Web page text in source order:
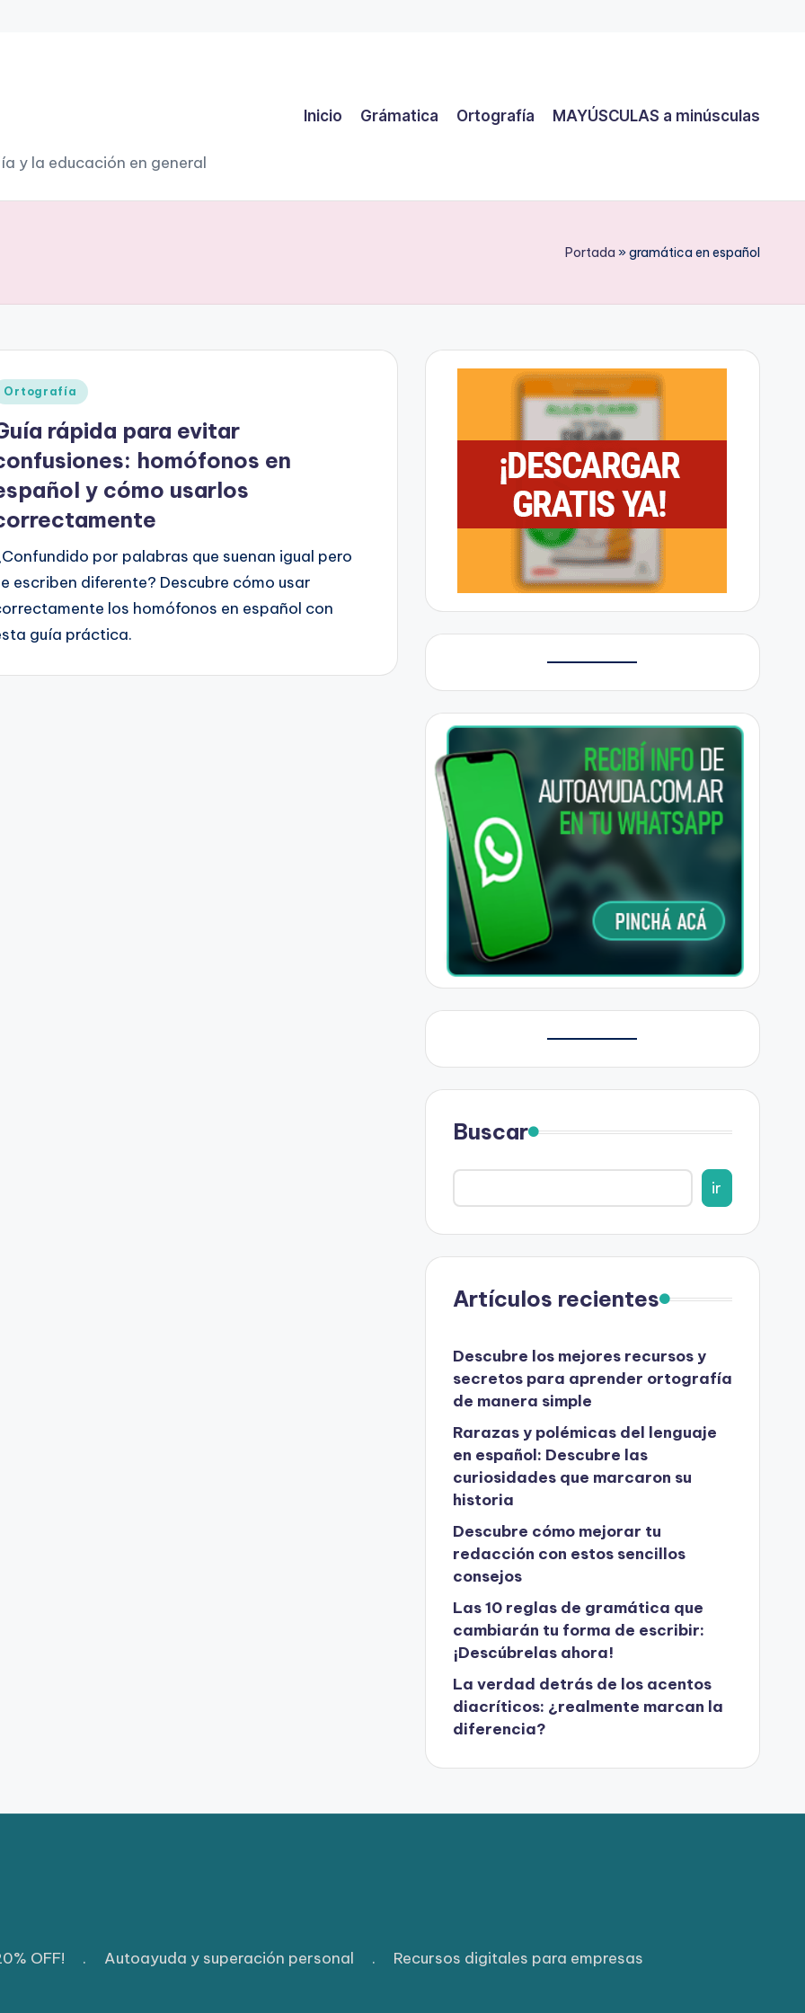
y la educación en general
Inicio Grámatica Ortografía MAYÚSCULAS a minúsculas
Portada »gramática en español
Ortografía
rápida para evitar
homófonos en
y cómo usarlos
por palabras que suenan igual pero
escriben diferente? Descubre cómo usar
los homófonos en español con
guía práctica.
Buscar
ir
Artículos recientes
Descubre los mejores recursos y
secretos para aprender ortografía
de manera simple
Rarazas y polémicas del lenguaje
en español: Descubre las
curiosidades que marcaron su
historia
Descubre cómo mejorar tu
redacción con estos sencillos
consejos
Las 10 reglas de gramática que
cambiarán tu forma de escribir:
¡Descúbrelas ahora!
La verdad detrás de los acentos
diacríticos: ¿realmente marcan la
diferencia?
OFF! . Autoayuda y superación personal . Recursos digitales para empresas